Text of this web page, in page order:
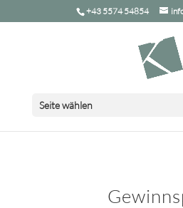
+43 5574 54854
Seite wählen